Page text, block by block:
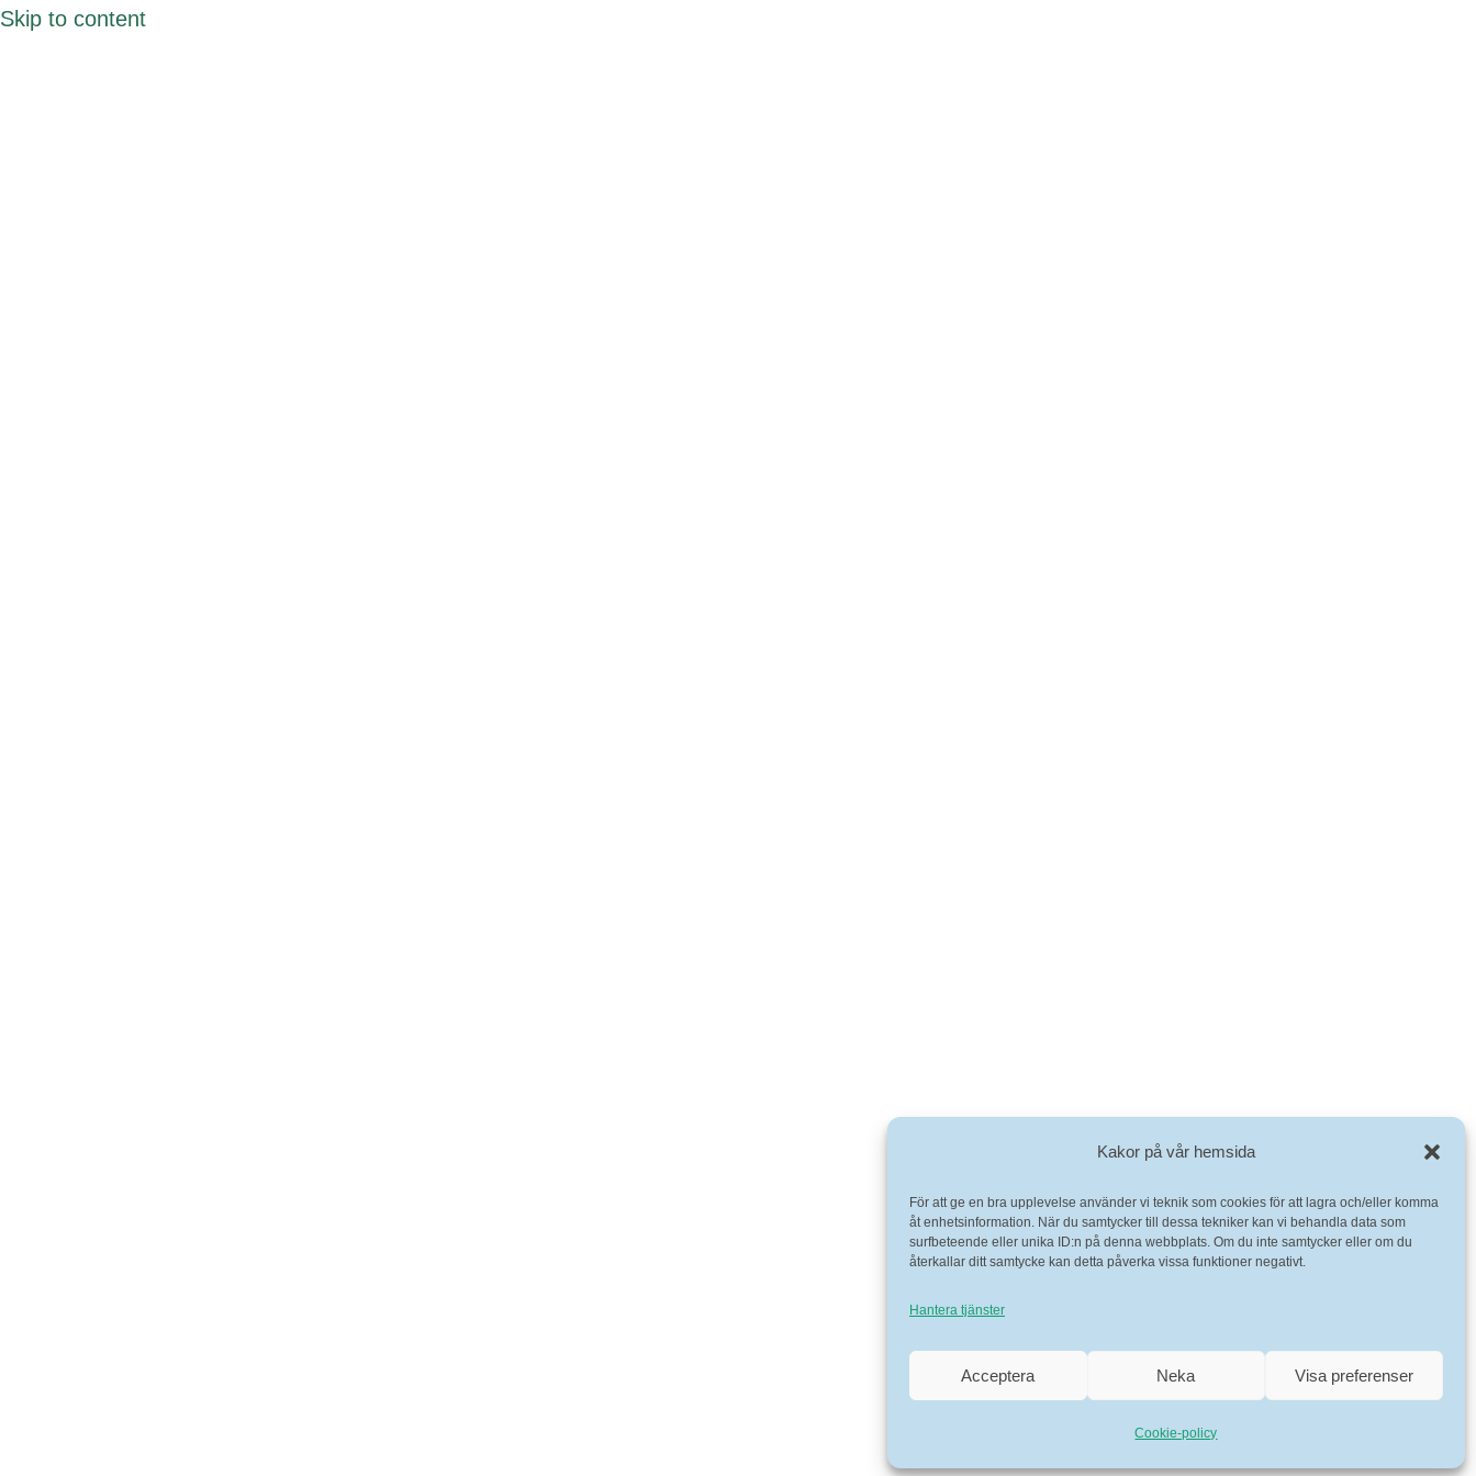
Skip to content
Kakor på vår hemsida
För att ge en bra upplevelse använder vi teknik som cookies för att lagra och/eller komma
åt enhetsinformation. När du samtycker till dessa tekniker kan vi behandla data som
surfbeteende eller unika ID:n på denna webbplats. Om du inte samtycker eller om du
återkallar ditt samtycke kan detta påverka vissa funktioner negativt.
Hantera tjänster
Acceptera Neka Visa preferenser
Cookie-policy